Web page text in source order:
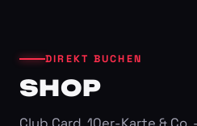
DIREKT BUCHEN
SHOP